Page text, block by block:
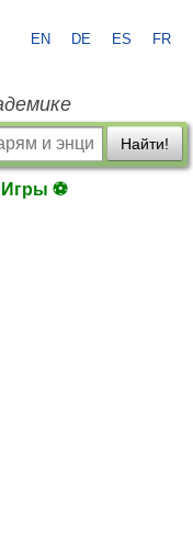
EN DE ES FR
Найти!
Игры ⚽